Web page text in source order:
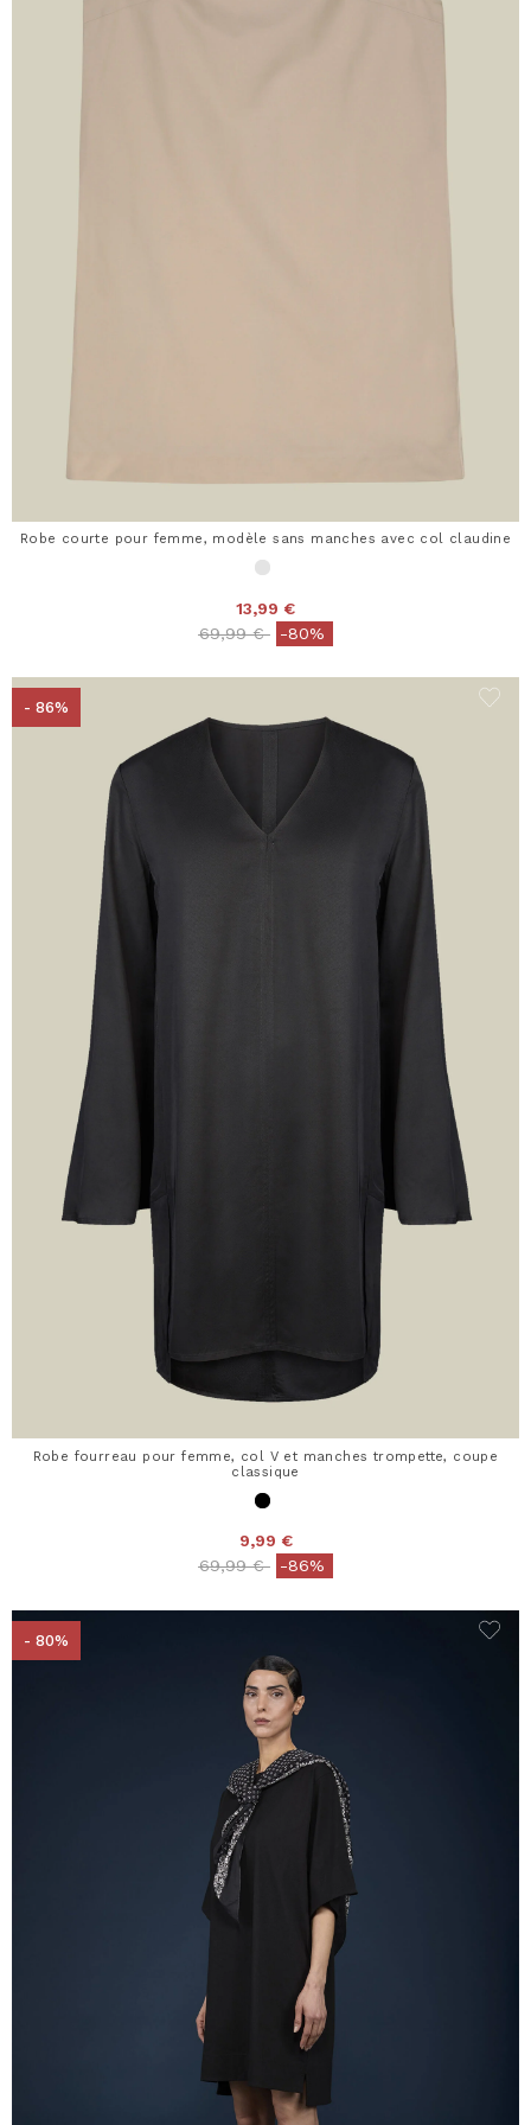
Robe courte pour femme, modèle sans manches avec col claudine
13,99 €
Price reduced from
69,99 €to-80%
- 86%
Robe fourreau pour femme, col V et manches trompette, coupe
classique
9,99 €
Price reduced from
69,99 €to-86%
- 80%